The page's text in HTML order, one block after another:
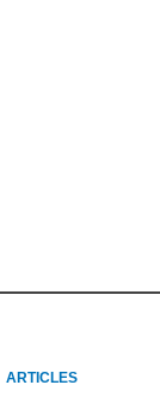
ARTICLES